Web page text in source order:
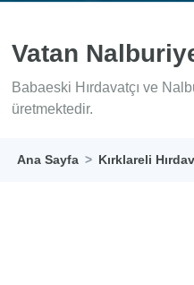
Vatan
Babaeski Hırdavatçı ve
üretmektedir.
Ana Sayfa Kırklareli